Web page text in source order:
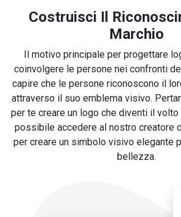
Costruisci Il
Marchio
Il motivo principale per progettare
coinvolgere le persone nei confronti
capire che le persone riconoscono il
attraverso il suo emblema visivo.
per te creare un logo che diventi il volto
possibile accedere al nostro creatore
per creare un simbolo visivo elegante
bellezza.